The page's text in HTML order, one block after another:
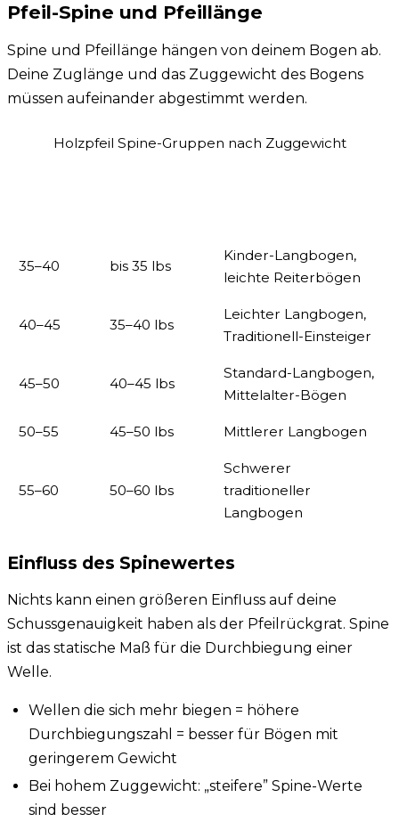
Pfeil-Spine und Pfeillänge
Spine und Pfeillänge hängen von deinem Bogen ab.
Deine Zuglänge und das Zuggewicht des Bogens
müssen aufeinander abgestimmt werden.
Holzpfeil Spine-Gruppen nach Zuggewicht
35–40 bis 35 lbs
Kinder-Langbogen,
leichte Reiterbögen
40–45 35–40 lbs
Leichter Langbogen,
Traditionell-Einsteiger
45–50 40–45 lbs
Standard-Langbogen,
Mittelalter-Bögen
50–55 45–50 lbs Mittlerer Langbogen
55–60 50–60 lbs
Schwerer
traditioneller
Langbogen
Einfluss des Spinewertes
Nichts kann einen größeren Einfluss auf deine
Schussgenauigkeit haben als der Pfeilrückgrat. Spine
ist das statische Maß für die Durchbiegung einer
Welle.
Wellen die sich mehr biegen = höhere
Durchbiegungszahl = besser für Bögen mit
geringerem Gewicht
Bei hohem Zuggewicht: „steifere” Spine-Werte
sind besser